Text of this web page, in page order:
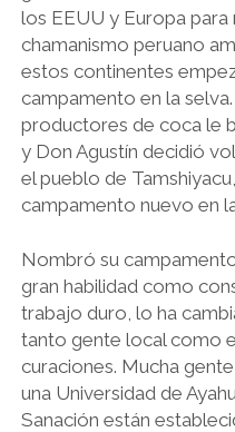
los EEUU y Europa
chamanismo peruano
estos continentes
campamento en la
productores de coca le
y Don Agustín decidió
el pueblo de
campamento nuevo en
Nombró su campamento
gran habilidad como
trabajo duro, lo ha
tanto gente local como
curaciones. Mucha
una Universidad de
Sanación están